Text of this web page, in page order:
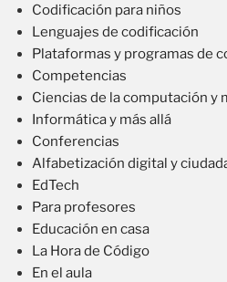
Codificación para niños
Lenguajes de codificación
Plataformas y programas de
Competencias
Ciencias de la computación y
Informática y más allá
Conferencias
Alfabetización digital y
EdTech
Para profesores
Educación en casa
La Hora de Código
En el aula